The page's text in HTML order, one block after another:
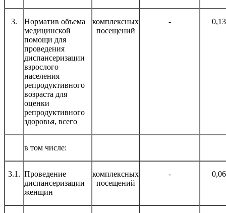
3.
Норматив объема
медицинской
помощи для
проведения
диспансеризации
взрослого
населения
репродуктивного
возраста для
оценки
репродуктивного
здоровья, всего
комплексных
посещений
-
в том числе:
3.1. Проведение
диспансеризации
женщин
комплексных
посещений
-